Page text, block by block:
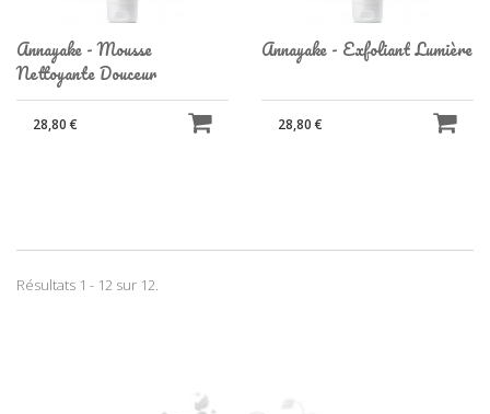
Annayake - Mousse
Nettoyante Douceur
28,80 €
Annayake - Exfoliant Lumière
28,80 €
Résultats 1 - 12 sur 12.